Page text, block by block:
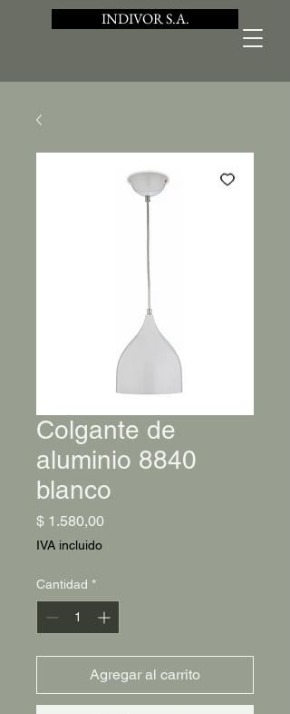
INDIVOR S.A.
Colgante de
aluminio 8840
blanco
$ 1.580,00Precio
IVA incluido
Cantidad *
Agregar al carrito